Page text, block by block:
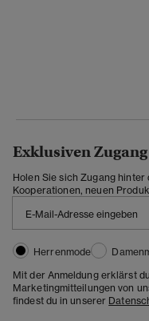
Exklusiven
Holen Sie sich Zugang hinter
Kooperationen, neuen
Herrenmode
Mit der Anmeldung erklärst
Marketingmitteilungen von
findest du in unserer